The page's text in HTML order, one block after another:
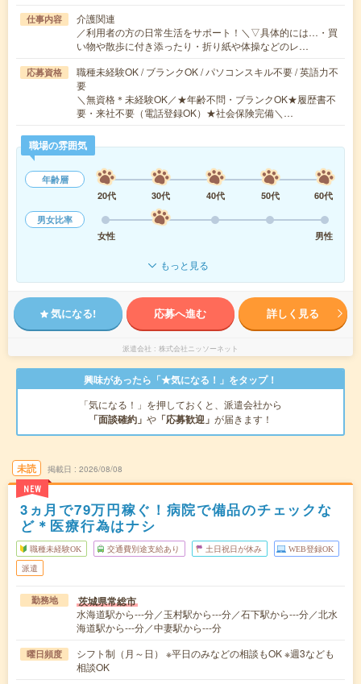
仕事内容
介護関連
／利用者の方の日常生活をサポート！＼▽具体的には…・買
い物や散歩に付き添ったり・折り紙や体操などのレ…
応募資格
職種未経験OK / ブランクOK / パソコンスキル不要 / 英語力不
要
＼無資格＊未経験OK／★年齢不問・ブランクOK★履歴書不
要・来社不要（電話登録OK）★社会保険完備＼…
職場の雰囲気
年齢層
20代
30代 40代 50代
60代
男女比率
女性
男性
もっと見る
気になる! 応募へ進む 詳しく見る
派遣会社 株式会社ニッソーネット
興味があったら「★気になる！」をタップ！
「気になる！」を押しておくと、派遣会社から
「面談確約」 や 「応募歓迎」 が届きます！
未読
NEW
掲載日 2026/08/08
3ヵ月で79万円稼ぐ！病院で備品のチェックな
ど＊医療行為はナシ
職種未経験OK 交通費別途支給あり 土日祝日が休み WEB登録OK
派遣
勤務地 茨城県常総市
水海道駅から---分／玉村駅から---分／石下駅から---分／北水
海道駅から---分／中妻駅から---分
曜日頻度
シフト制（月～日） ※平日のみなどの相談もOK ※週3なども
相談OK